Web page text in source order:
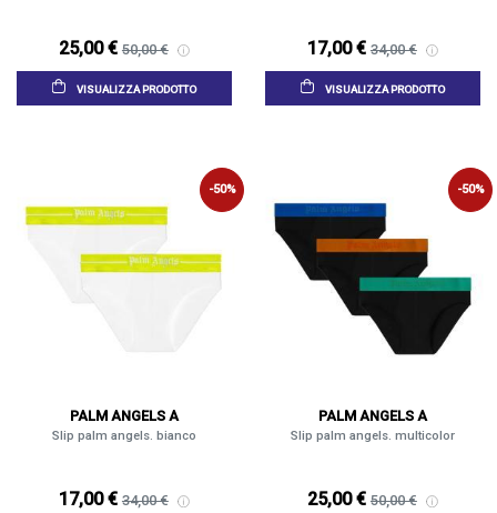
25,00 € 50,00 €
VISUALIZZA PRODOTTO
17,00 € 34,00 €
VISUALIZZA PRODOTTO
-50%
PALM ANGELS A
Slip palm angels. bianco
17,00 € 34,00 €
-50%
PALM ANGELS A
Slip palm angels. multicolor
25,00 € 50,00 €